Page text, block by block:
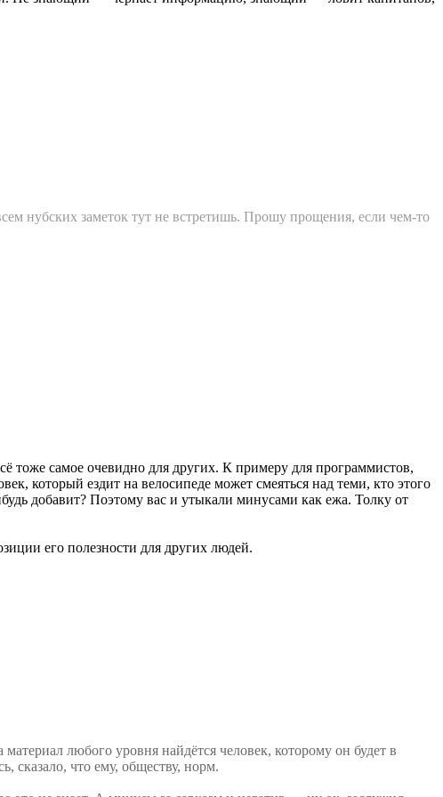
нубских заметок тут не встретишь. Прошу прощения, если чем-то
тоже самое очевидно для других. К примеру для программистов,
который ездит на велосипеде может смеяться над теми, кто этого
добавит? Поэтому вас и утыкали минусами как ежа. Толку от
его полезности для других людей.
любого уровня найдётся человек, которому он будет в
сказало, что ему, обществу, норм.